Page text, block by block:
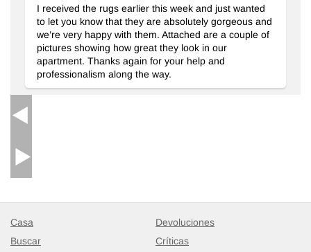
Alfombra Vintage Turca Anudada a Mano
150 cm x 250 cm
$577
I received the rugs earlier this week and just wanted
to let you know that they are absolutely gorgeous and
we’re very happy with them. Attached are a couple of
pictures showing how great they look in our
apartment. Thanks again for your help and
professionalism along the way.
Casa
Buscar
Devoluciones
Críticas